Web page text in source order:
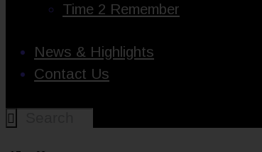
Time 2 Remember
News & Highlights
Contact Us